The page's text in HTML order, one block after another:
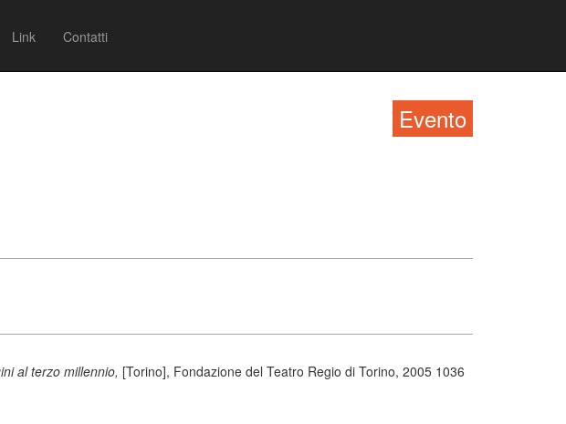
Link Contatti
Evento
al terzo millennio, [Torino], Fondazione del Teatro Regio di Torino, 2005 1036